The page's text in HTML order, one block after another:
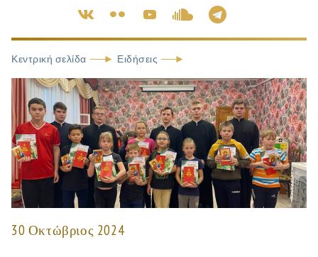
Κεντρική σελίδα Ειδήσεις
30 Οκτώβριος 2024